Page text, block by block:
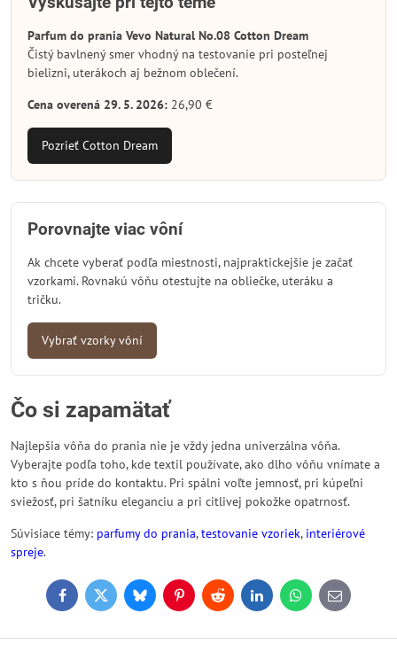
Parfum do prania Vevo Natural No.08 Cotton Dream
Čistý bavlnený smer vhodný na testovanie pri posteľnej
bielizni, uterákoch aj bežnom oblečení.
Cena overená 29. 5. 2026: 26,90 €
Pozrieť Cotton Dream
Porovnajte viac vôní
Ak chcete vyberať podľa miestnosti, najpraktickejšie je začať
vzorkami. Rovnakú vôňu otestujte na obliečke, uteráku a
tričku.
Vybrať vzorky vôní
Čo si zapamätať
Najlepšia vôňa do prania nie je vždy jedna univerzálna vôňa.
Vyberajte podľa toho, kde textil používate, ako dlho vôňu vnímate a
kto s ňou príde do kontaktu. Pri spálni voľte jemnosť, pri kúpeľni
sviežosť, pri šatníku eleganciu a pri citlivej pokožke opatrnosť.
Súvisiace témy: parfumy do prania,testovanie vzoriek, interiérové
spreje.
FacebookTwitterBlueskyPinterestReddit LinkedInWhatsApp
E-
mail